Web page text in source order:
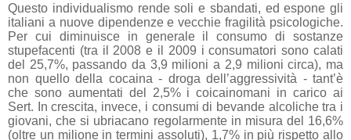
Questo individualismo rende soli e sbandati, ed espone gli
italiani a nuove dipendenze e vecchie fragilità psicologiche.
Per cui diminuisce in generale il consumo di sostanze
stupefacenti (tra il 2008 e il 2009 i consumatori sono calati
del 25,7%, passando da 3,9 milioni a 2,9 milioni circa), ma
non quello della cocaina - droga dell’aggressività - tant’è
che sono aumentati del 2,5% i coicainomani in carico ai
Sert. In crescita, invece, i consumi di bevande alcoliche tra i
giovani, che si ubriacano regolarmente in misura del 16,6%
(oltre un milione in termini assoluti), 1,7% in più rispetto allo